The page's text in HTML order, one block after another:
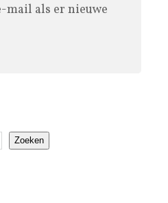
mail als er nieuwe
Zoeken